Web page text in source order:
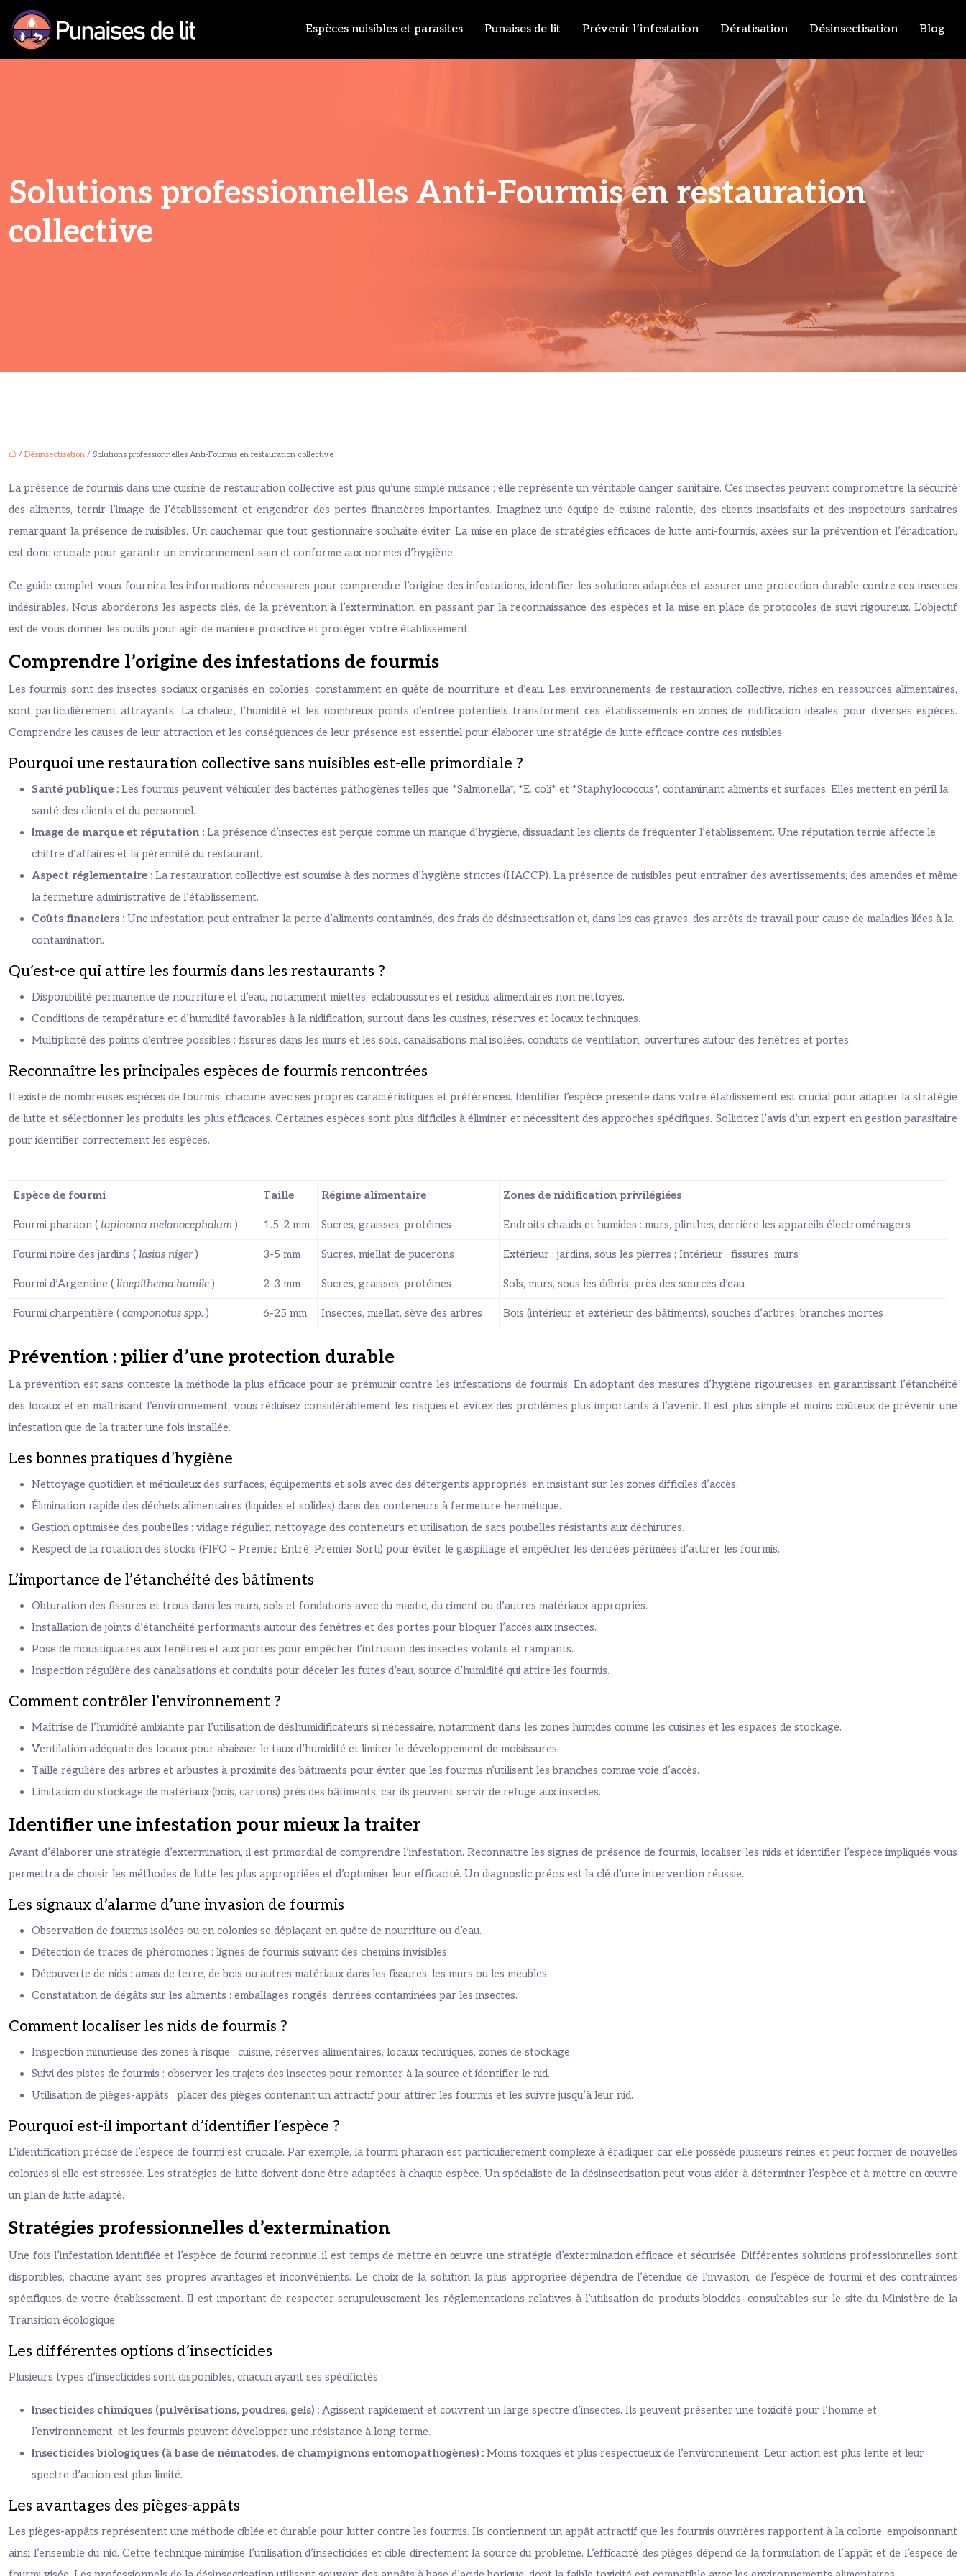
Espèces nuisibles et parasites Punaises de lit Prévenir l’infestation Dératisation Désinsectisation Blog
Solutions professionnelles Anti-Fourmis en restauration
collective
/ Désinsectisation / Solutions professionnelles Anti-Fourmis en restauration collective
La présence de fourmis dans une cuisine de restauration collective est plus qu’une simple nuisance ; elle représente un véritable danger sanitaire. Ces insectes peuvent compromettre la sécurité
des aliments, ternir l’image de l’établissement et engendrer des pertes financières importantes. Imaginez une équipe de cuisine ralentie, des clients insatisfaits et des inspecteurs sanitaires
remarquant la présence de nuisibles. Un cauchemar que tout gestionnaire souhaite éviter. La mise en place de stratégies efficaces de lutte anti-fourmis, axées sur la prévention et l’éradication,
est donc cruciale pour garantir un environnement sain et conforme aux normes d’hygiène.
Ce guide complet vous fournira les informations nécessaires pour comprendre l’origine des infestations, identifier les solutions adaptées et assurer une protection durable contre ces insectes
indésirables. Nous aborderons les aspects clés, de la prévention à l’extermination, en passant par la reconnaissance des espèces et la mise en place de protocoles de suivi rigoureux. L’objectif
est de vous donner les outils pour agir de manière proactive et protéger votre établissement.
Comprendre l’origine des infestations de fourmis
Les fourmis sont des insectes sociaux organisés en colonies, constamment en quête de nourriture et d’eau. Les environnements de restauration collective, riches en ressources alimentaires,
sont particulièrement attrayants. La chaleur, l’humidité et les nombreux points d’entrée potentiels transforment ces établissements en zones de nidification idéales pour diverses espèces.
Comprendre les causes de leur attraction et les conséquences de leur présence est essentiel pour élaborer une stratégie de lutte efficace contre ces nuisibles.
Pourquoi une restauration collective sans nuisibles est-elle primordiale ?
Santé publique : Les fourmis peuvent véhiculer des bactéries pathogènes telles que *Salmonella*, *E. coli* et *Staphylococcus*, contaminant aliments et surfaces. Elles mettent en péril la
santé des clients et du personnel.
Image de marque et réputation : La présence d’insectes est perçue comme un manque d’hygiène, dissuadant les clients de fréquenter l’établissement. Une réputation ternie affecte le
chiffre d’affaires et la pérennité du restaurant.
Aspect réglementaire : La restauration collective est soumise à des normes d’hygiène strictes (HACCP). La présence de nuisibles peut entraîner des avertissements, des amendes et même
la fermeture administrative de l’établissement.
Coûts financiers : Une infestation peut entraîner la perte d’aliments contaminés, des frais de désinsectisation et, dans les cas graves, des arrêts de travail pour cause de maladies liées à la
contamination.
Qu’est-ce qui attire les fourmis dans les restaurants ?
Disponibilité permanente de nourriture et d’eau, notamment miettes, éclaboussures et résidus alimentaires non nettoyés.
Conditions de température et d’humidité favorables à la nidification, surtout dans les cuisines, réserves et locaux techniques.
Multiplicité des points d’entrée possibles : fissures dans les murs et les sols, canalisations mal isolées, conduits de ventilation, ouvertures autour des fenêtres et portes.
Reconnaître les principales espèces de fourmis rencontrées
Il existe de nombreuses espèces de fourmis, chacune avec ses propres caractéristiques et préférences. Identifier l’espèce présente dans votre établissement est crucial pour adapter la stratégie
de lutte et sélectionner les produits les plus efficaces. Certaines espèces sont plus difficiles à éliminer et nécessitent des approches spécifiques. Sollicitez l’avis d’un expert en gestion parasitaire
pour identifier correctement les espèces.
Espèce de fourmi Taille Régime alimentaire Zones de nidification privilégiées
Fourmi pharaon ( tapinoma melanocephalum ) 1.5-2 mm Sucres, graisses, protéines Endroits chauds et humides : murs, plinthes, derrière les appareils électroménagers
Fourmi noire des jardins ( lasius niger) 3-5 mm Sucres, miellat de pucerons Extérieur : jardins, sous les pierres ; Intérieur : fissures, murs
Fourmi d’Argentine ( linepithema humile ) 2-3 mm Sucres, graisses, protéines Sols, murs, sous les débris, près des sources d’eau
Fourmi charpentière ( camponotus spp. ) 6-25 mm Insectes, miellat, sève des arbres Bois (intérieur et extérieur des bâtiments), souches d’arbres, branches mortes
Prévention : pilier d’une protection durable
La prévention est sans conteste la méthode la plus efficace pour se prémunir contre les infestations de fourmis. En adoptant des mesures d’hygiène rigoureuses, en garantissant l’étanchéité
des locaux et en maîtrisant l’environnement, vous réduisez considérablement les risques et évitez des problèmes plus importants à l’avenir. Il est plus simple et moins coûteux de prévenir une
infestation que de la traiter une fois installée.
Les bonnes pratiques d’hygiène
Nettoyage quotidien et méticuleux des surfaces, équipements et sols avec des détergents appropriés, en insistant sur les zones difficiles d’accès.
Élimination rapide des déchets alimentaires (liquides et solides) dans des conteneurs à fermeture hermétique.
Gestion optimisée des poubelles : vidage régulier, nettoyage des conteneurs et utilisation de sacs poubelles résistants aux déchirures.
Respect de la rotation des stocks (FIFO – Premier Entré, Premier Sorti) pour éviter le gaspillage et empêcher les denrées périmées d’attirer les fourmis.
L’importance de l’étanchéité des bâtiments
Obturation des fissures et trous dans les murs, sols et fondations avec du mastic, du ciment ou d’autres matériaux appropriés.
Installation de joints d’étanchéité performants autour des fenêtres et des portes pour bloquer l’accès aux insectes.
Pose de moustiquaires aux fenêtres et aux portes pour empêcher l’intrusion des insectes volants et rampants.
Inspection régulière des canalisations et conduits pour déceler les fuites d’eau, source d’humidité qui attire les fourmis.
Comment contrôler l’environnement ?
Maîtrise de l’humidité ambiante par l’utilisation de déshumidificateurs si nécessaire, notamment dans les zones humides comme les cuisines et les espaces de stockage.
Ventilation adéquate des locaux pour abaisser le taux d’humidité et limiter le développement de moisissures.
Taille régulière des arbres et arbustes à proximité des bâtiments pour éviter que les fourmis n’utilisent les branches comme voie d’accès.
Limitation du stockage de matériaux (bois, cartons) près des bâtiments, car ils peuvent servir de refuge aux insectes.
Identifier une infestation pour mieux la traiter
Avant d’élaborer une stratégie d’extermination, il est primordial de comprendre l’infestation. Reconnaitre les signes de présence de fourmis, localiser les nids et identifier l’espèce impliquée vous
permettra de choisir les méthodes de lutte les plus appropriées et d’optimiser leur efficacité. Un diagnostic précis est la clé d’une intervention réussie.
Les signaux d’alarme d’une invasion de fourmis
Observation de fourmis isolées ou en colonies se déplaçant en quête de nourriture ou d’eau.
Détection de traces de phéromones : lignes de fourmis suivant des chemins invisibles.
Découverte de nids : amas de terre, de bois ou autres matériaux dans les fissures, les murs ou les meubles.
Constatation de dégâts sur les aliments : emballages rongés, denrées contaminées par les insectes.
Comment localiser les nids de fourmis ?
Inspection minutieuse des zones à risque : cuisine, réserves alimentaires, locaux techniques, zones de stockage.
Suivi des pistes de fourmis : observer les trajets des insectes pour remonter à la source et identifier le nid.
Utilisation de pièges-appâts : placer des pièges contenant un attractif pour attirer les fourmis et les suivre jusqu’à leur nid.
Pourquoi est-il important d’identifier l’espèce ?
L’identification précise de l’espèce de fourmi est cruciale. Par exemple, la fourmi pharaon est particulièrement complexe à éradiquer car elle possède plusieurs reines et peut former de nouvelles
colonies si elle est stressée. Les stratégies de lutte doivent donc être adaptées à chaque espèce. Un spécialiste de la désinsectisation peut vous aider à déterminer l’espèce et à mettre en œuvre
un plan de lutte adapté.
Stratégies professionnelles d’extermination
Une fois l’infestation identifiée et l’espèce de fourmi reconnue, il est temps de mettre en œuvre une stratégie d’extermination efficace et sécurisée. Différentes solutions professionnelles sont
disponibles, chacune ayant ses propres avantages et inconvénients. Le choix de la solution la plus appropriée dépendra de l’étendue de l’invasion, de l’espèce de fourmi et des contraintes
spécifiques de votre établissement. Il est important de respecter scrupuleusement les réglementations relatives à l’utilisation de produits biocides, consultables sur le site du Ministère de la
Transition écologique.
Les différentes options d’insecticides
Plusieurs types d’insecticides sont disponibles, chacun ayant ses spécificités :
Insecticides chimiques (pulvérisations, poudres, gels) : Agissent rapidement et couvrent un large spectre d’insectes. Ils peuvent présenter une toxicité pour l’homme et
l’environnement, et les fourmis peuvent développer une résistance à long terme.
Insecticides biologiques (à base de nématodes, de champignons entomopathogènes) : Moins toxiques et plus respectueux de l’environnement. Leur action est plus lente et leur
spectre d’action est plus limité.
Les avantages des pièges-appâts
Les pièges-appâts représentent une méthode ciblée et durable pour lutter contre les fourmis. Ils contiennent un appât attractif que les fourmis ouvrières rapportent à la colonie, empoisonnant
ainsi l’ensemble du nid. Cette technique minimise l’utilisation d’insecticides et cible directement la source du problème. L’efficacité des pièges dépend de la formulation de l’appât et de l’espèce de